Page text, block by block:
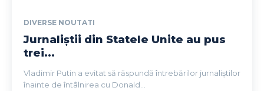
DIVERSE NOUTATI
Jurnaliștii din Statele Unite au pus
trei...
Vladimir Putin a evitat să răspundă întrebărilor jurnaliștilor
înainte de întâlnirea cu Donald...